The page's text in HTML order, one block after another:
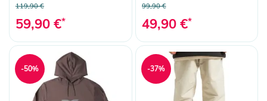
119,90 €
59,90 €*
99,90 €
49,90 €*
-50% -37%